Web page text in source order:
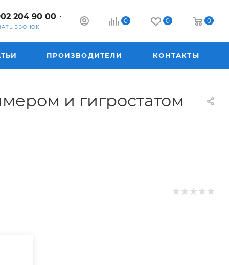
204 90 00
ЗВОНОК
0 0 0
ПРОИЗВОДИТЕЛИ КОНТАКТЫ
и гигростатом